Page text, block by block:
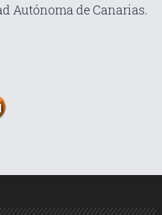
Autónoma de Canarias.